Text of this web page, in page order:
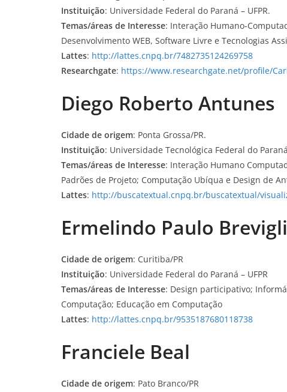
Instituição: Universidade Federal do Paraná – UFPR.
Temas/áreas de Interesse: Interação Humano-
Desenvolvimento WEB, Software Livre e Tecnologias
Lattes: http://lattes.cnpq.br/7482735124269758
Researchgate: https://www.researchgate.net/profile/
Diego Roberto Antunes
Cidade de origem: Ponta Grossa/PR.
Instituição: Universidade Tecnológica Federal do Paraná
Temas/áreas de Interesse: Interação Humano
Padrões de Projeto; Computação Ubíqua e Design de
Lattes: http://buscatextual.cnpq.br/buscatextual/
Ermelindo Paulo
Cidade de origem: Curitiba/PR
Instituição: Universidade Federal do Paraná – UFPR
Temas/áreas de Interesse: Design participativo;
Computação; Educação em Computação
Lattes: http://lattes.cnpq.br/9535187680118738
Franciele Beal
Cidade de origem: Pato Branco/PR